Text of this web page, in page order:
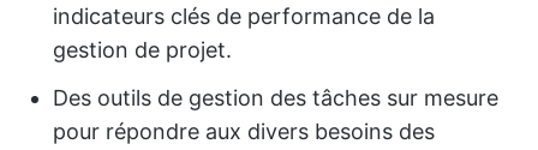
indicateurs clés de performance de la
gestion de projet.
Des outils de gestion des tâches sur mesure
pour répondre aux divers besoins des